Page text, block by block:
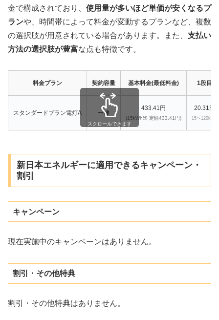
金で構成されており、 使用量が多いほど単価が安くなるプ
ランや、時間帯によって料金が変動するプランなど、複数
の選択肢が用意されている場合があります。また、 支払い
方法の選択肢が豊富な点も特徴です。
料金プラン 契約容量 基本料金(最低料金) 1段目
スタンダードプラン電灯A 一律
433.41円
(15kWh迄 定額433.41円)
20.31円
15〜120kWh
スクロールできます
新日本エネルギーに適用できるキャンペーン・
割引
キャンペーン
現在実施中のキャンペーンはありません。
割引・その他特典
割引・その他特典はありません。